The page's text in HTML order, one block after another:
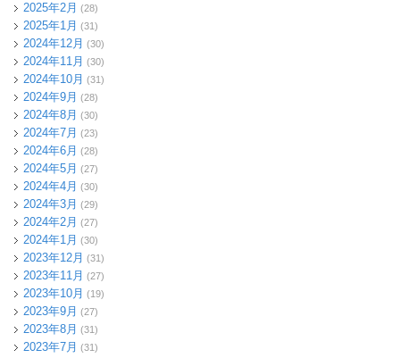
2025年2月 (28)
2025年1月 (31)
2024年12月 (30)
2024年11月 (30)
2024年10月 (31)
2024年9月 (28)
2024年8月 (30)
2024年7月 (23)
2024年6月 (28)
2024年5月 (27)
2024年4月 (30)
2024年3月 (29)
2024年2月 (27)
2024年1月 (30)
2023年12月 (31)
2023年11月 (27)
2023年10月 (19)
2023年9月 (27)
2023年8月 (31)
2023年7月 (31)